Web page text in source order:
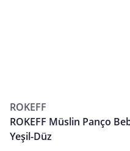
ROKEFF
ROKEFF Müslin Panço
Yeşil-Düz